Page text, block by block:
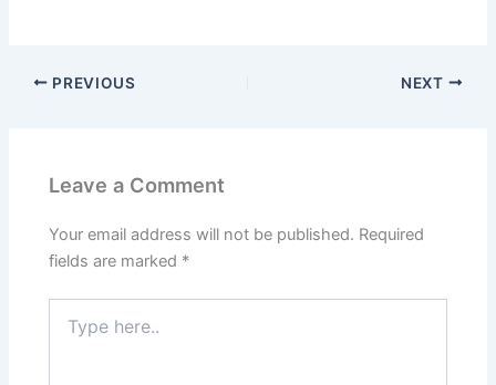
PREVIOUS NEXT
Leave a Comment
Your email address will not be published. Required
fields are marked *
here..